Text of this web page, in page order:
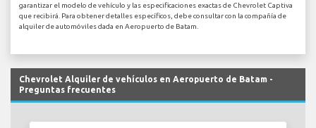
garantizar el modelo de vehículo y las especificaciones exactas de Chevrolet Captiva
que recibirá. Para obtener detalles específicos, debe consultar con la compañía de
alquiler de automóviles dada en Aeropuerto de Batam.
Chevrolet Alquiler de vehículos en Aeropuerto de Batam -
Preguntas frecuentes